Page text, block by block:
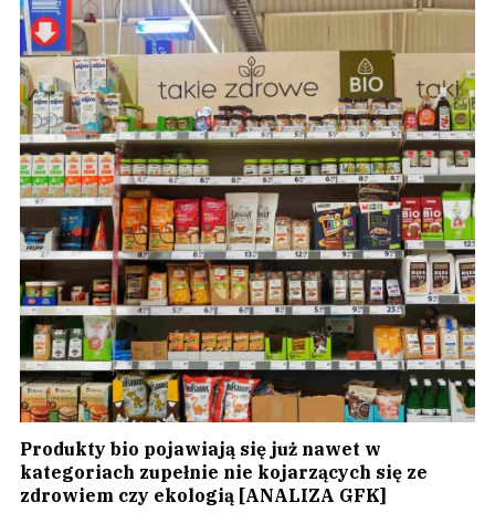
Produkty bio pojawiają się już nawet w
kategoriach zupełnie nie kojarzących się ze
zdrowiem czy ekologią [ANALIZA GFK]